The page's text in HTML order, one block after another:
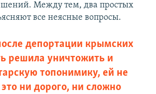
Между тем, два простых
все неясные вопросы.
депортации крымских
решила уничтожить и
топонимику, ей не
ни дорого, ни сложно